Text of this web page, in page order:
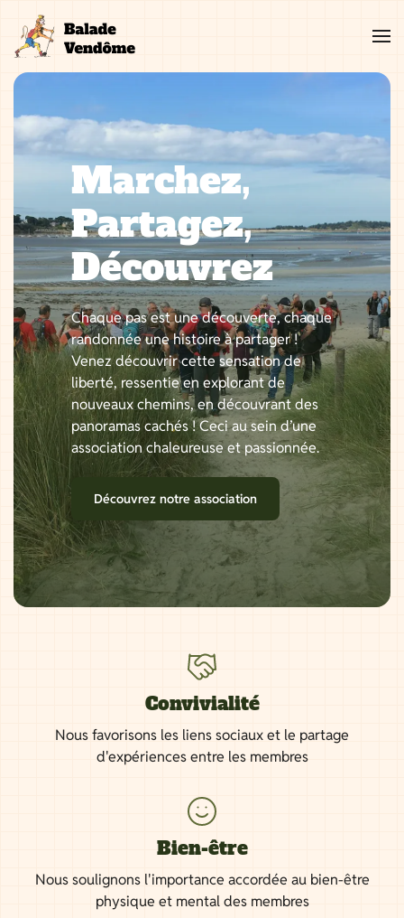
contenu
Marchez,
Partagez,
Découvrez
Chaque pas est une découverte, chaque
randonnée une histoire à partager !
Venez découvrir cette sensation de
liberté, ressentie en explorant de
nouveaux chemins, en découvrant des
panoramas cachés ! Ceci au sein d’une
association chaleureuse et passionnée.
Découvrez notre association
Convivialité
Nous favorisons les liens sociaux et le partage
d'expériences entre les membres
Bien-être
Nous soulignons l'importance accordée au bien-être
physique et mental des membres